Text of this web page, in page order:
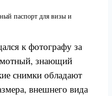
к фотографу за
знающий
снимки обладают
внешнего вида